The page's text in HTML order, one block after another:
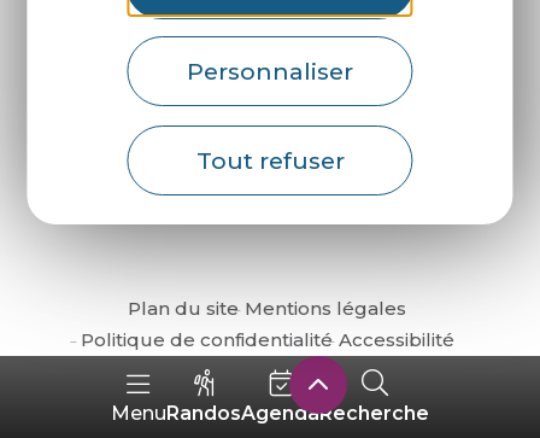
Personnaliser
Tout refuser
MenuRandosAgendaRecherche
Comment venir ?
Plan du site Mentions légales
Politique de confidentialité Accessibilité